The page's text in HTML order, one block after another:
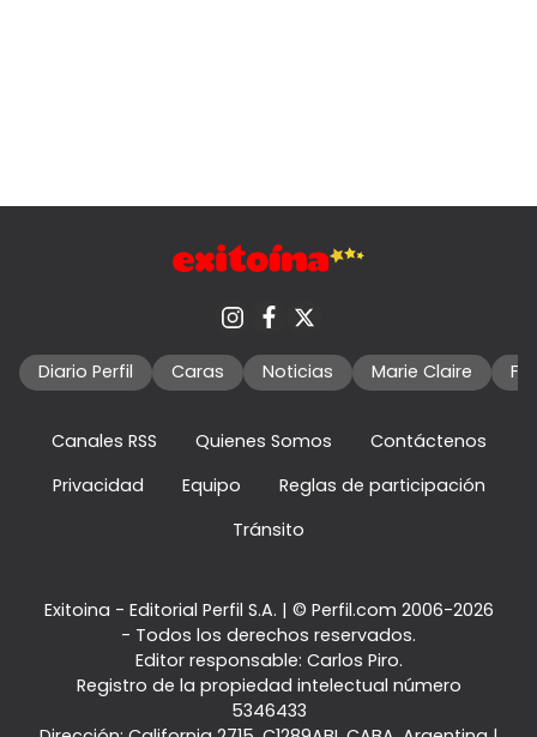
Diario Perfil Caras Noticias Marie Claire
Canales RSS Quienes Somos
Contáctenos
Privacidad
Equipo
Reglas de participación
Tránsito
Exitoina - Editorial Perfil S.A. | © Perfil.com 2006-2026
- Todos los derechos reservados.
Editor responsable: Carlos Piro.
Registro de la propiedad intelectual número
5346433